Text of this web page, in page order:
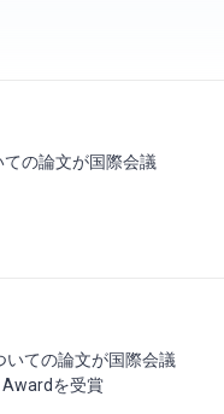
の論文が国際会議
ての論文が国際会議
Awardを受賞